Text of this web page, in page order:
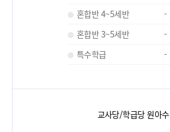
혼합반 4~5세반
-
혼합반 3~5세반
-
특수학급
-
교사당/학급당 원아수